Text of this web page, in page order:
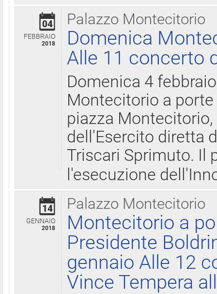
Palazzo Montecitorio
04
FEBBRAIO
2018
Domenica
Alle 11 concerto
Domenica 4
Montecitorio a
piazza
dell'Esercito diretta
Triscari Sprimuto. Il
l'esecuzione
Palazzo Montecitorio
14
GENNAIO
2018
Montecitorio a
Presidente
gennaio Alle 12
Vince Tempera